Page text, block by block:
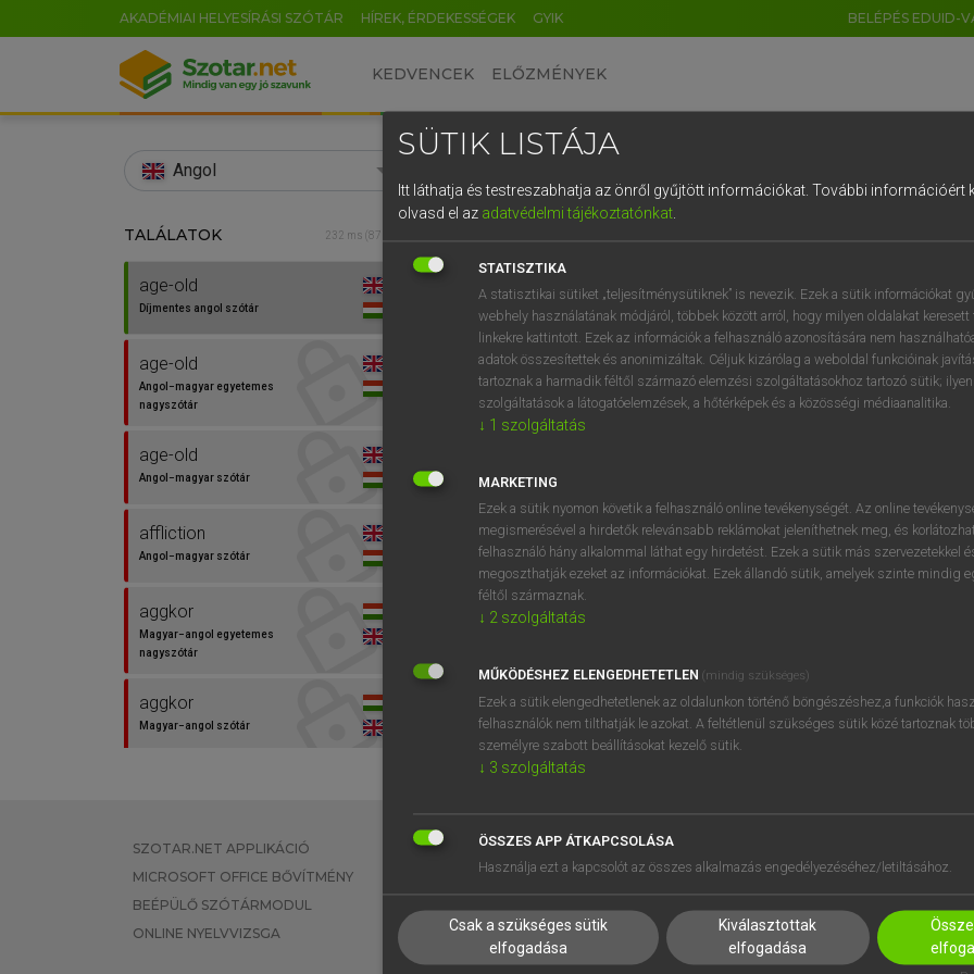
AKADÉMIAI HELYESÍRÁSI SZÓTÁR HÍREK, ÉRDEKESSÉGEK GYIK BELÉPÉS EDUID-
KEDVENCEK ELŐZMÉNYEK
Angol
TALÁLATOK 232 ms (87 db)
age-old
Díjmentes angol szótár
age-old
Angol−magyar egyetemes
nagyszótár
age-old
Angol−magyar szótár
affliction
Angol−magyar szótár
aggkor
Magyar−angol egyetemes
nagyszótár
aggkor
Magyar−angol szótár
court
Angol−magyar egyetemes
nagyszótár
Díjmentes angol szótár
age-old mn ősrégi
réges-régi
⚲ age-oldkeresése szótárainkban
SZOTAR.NET APPLIKÁCIÓ
MICROSOFT OFFICE BŐVÍTMÉNY
BEÉPÜLŐ SZÓTÁRMODUL
ONLINE NYELVVIZSGA
EGYÉNI FELHASZNÁLÓKNAK
TANULÓKNAK
VÁLLALATI MEGOLDÁSOK
SÚGÓ
RÓLUNK
SÜTI BEÁLLÍTÁSOK
SÜTIK LISTÁJA
Itt láthatja és testreszabhatja az önről gyűjtött információkat. További információért
olvasd el az adatvédelmi tájékoztatónkat.
STATISZTIKA
A statisztikai sütiket „teljesítménysütiknek” is nevezik. Ezek a sütik információkat
webhely használatának módjáról, többek között arról, hogy milyen oldalakat keresett
linkekre kattintott. Ezek az információk a felhasználó azonosítására nem
adatok összesítettek és anonimizáltak. Céljuk kizárólag a weboldal funkcióinak
tartoznak a harmadik féltől származó elemzési szolgáltatásokhoz tartozó sütik;
szolgáltatások a látogatóelemzések, a hőtérképek és a közösségi médiaanalitika.
↓ 1 szolgáltatás
MARKETING
Ezek a sütik nyomon követik a felhasználó online tevékenységét. Az online
megismerésével a hirdetők relevánsabb reklámokat jeleníthetnek meg, és
felhasználó hány alkalommal láthat egy hirdetést. Ezek a sütik más szervezetekkel
megoszthatják ezeket az információkat. Ezek állandó sütik, amelyek szinte mindig
féltől származnak.
↓ 2 szolgáltatás
MŰKÖDÉSHEZ ELENGEDHETETLEN (mindig szükséges)
Ezek a sütik elengedhetetlenek az oldalunkon történő böngészéshez,a funkciók
felhasználók nem tilthatják le azokat. A feltétlenül szükséges sütik közé tartoznak
személyre szabott beállításokat kezelő sütik.
↓ 3 szolgáltatás
ÖSSZES APP ÁTKAPCSOLÁSA
Használja ezt a kapcsolót az összes alkalmazás engedélyezéséhez/letiltásához.
Csak a szükséges sütik
elfogadása
Kiválasztottak
elfogadása
EN HU DE CN FR ES IT NL
0 1 2 3 4 5 6 7 8 9
q w e r t z u i
a s d f g h j k l é
í y x c v b n m , .